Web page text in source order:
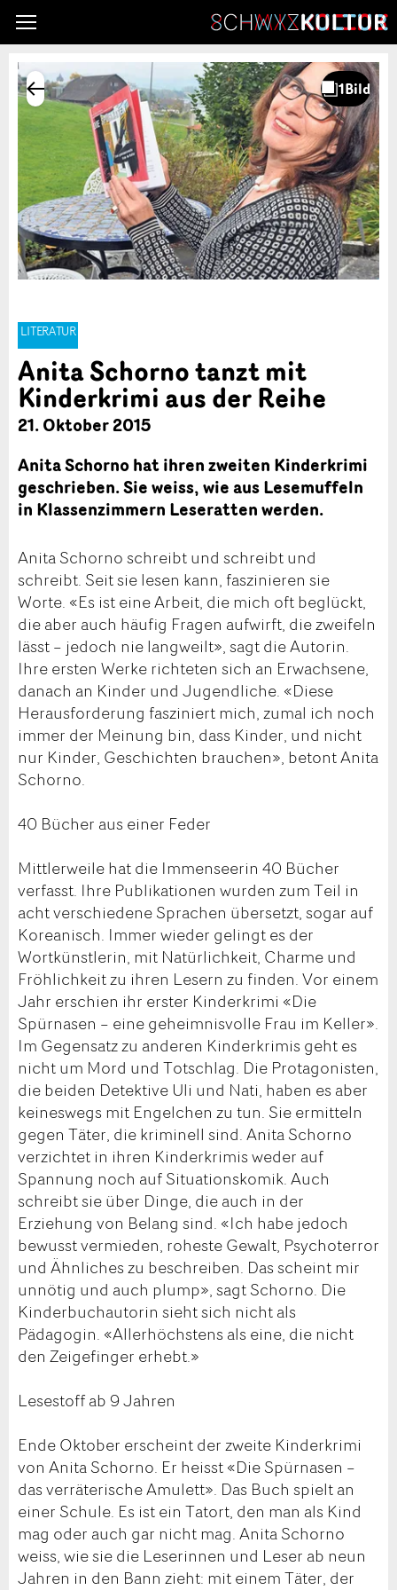
LITERATUR
Anita Schorno tanzt mit
Kinderkrimi aus der Reihe
21. Oktober 2015
Anita Schorno hat ihren zweiten Kinderkrimi
geschrieben. Sie weiss, wie aus Lesemuffeln
in Klassenzimmern Leseratten werden.
Anita Schorno schreibt und schreibt und
schreibt. Seit sie lesen kann, faszinieren sie
Worte. «Es ist eine Arbeit, die mich oft beglückt,
die aber auch häufig Fragen aufwirft, die zweifeln
lässt – jedoch nie langweilt», sagt die Autorin.
Ihre ersten Werke richteten sich an Erwachsene,
danach an Kinder und Jugendliche. «Diese
Herausforderung fasziniert mich, zumal ich noch
immer der Meinung bin, dass Kinder, und nicht
nur Kinder, Geschichten brauchen», betont Anita
Schorno.
40 Bücher aus einer Feder
Mittlerweile hat die Immenseerin 40 Bücher
verfasst. Ihre Publikationen wurden zum Teil in
acht verschiedene Sprachen übersetzt, sogar auf
Koreanisch. Immer wieder gelingt es der
Wortkünstlerin, mit Natürlichkeit, Charme und
Fröhlichkeit zu ihren Lesern zu finden. Vor einem
Jahr erschien ihr erster Kinderkrimi «Die
Spürnasen – eine geheimnisvolle Frau im Keller».
Im Gegensatz zu anderen Kinderkrimis geht es
nicht um Mord und Totschlag. Die Protagonisten,
die beiden Detektive Uli und Nati, haben es aber
keineswegs mit Engelchen zu tun. Sie ermitteln
gegen Täter, die kriminell sind. Anita Schorno
verzichtet in ihren Kinderkrimis weder auf
Spannung noch auf Situationskomik. Auch
schreibt sie über Dinge, die auch in der
Erziehung von Belang sind. «Ich habe jedoch
bewusst vermieden, roheste Gewalt, Psychoterror
und Ähnliches zu beschreiben. Das scheint mir
unnötig und auch plump», sagt Schorno. Die
Kinderbuchautorin sieht sich nicht als
Pädagogin. «Allerhöchstens als eine, die nicht
den Zeigefinger erhebt.»
Lesestoff ab 9 Jahren
Ende Oktober erscheint der zweite Kinderkrimi
von Anita Schorno. Er heisst «Die Spürnasen –
das verräterische Amulett». Das Buch spielt an
einer Schule. Es ist ein Tatort, den man als Kind
mag oder auch gar nicht mag. Anita Schorno
weiss, wie sie die Leserinnen und Leser ab neun
Jahren in den Bann zieht: mit einem Täter, der